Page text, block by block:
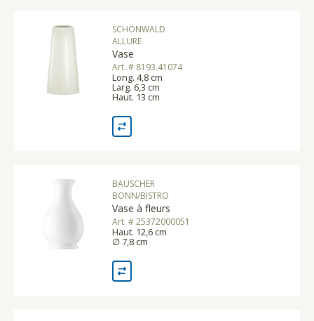
SCHÖNWALD
ALLURE
Vase
Art. # 8193.41074
Long. 4,8 cm
Larg. 6,3 cm
Haut. 13 cm
BAUSCHER
BONN/BISTRO
Vase à fleurs
Art. # 25372000051
Haut. 12,6 cm
∅ 7,8 cm